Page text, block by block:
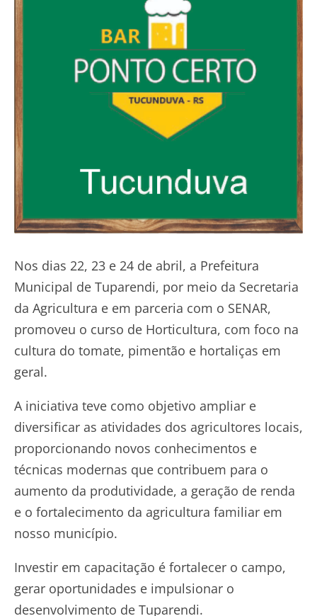
Nos dias 22, 23 e 24 de abril, a Prefeitura
Municipal de Tuparendi, por meio da Secretaria
da Agricultura e em parceria com o SENAR,
promoveu o curso de Horticultura, com foco na
cultura do tomate, pimentão e hortaliças em
geral.
A iniciativa teve como objetivo ampliar e
diversificar as atividades dos agricultores locais,
proporcionando novos conhecimentos e
técnicas modernas que contribuem para o
aumento da produtividade, a geração de renda
e o fortalecimento da agricultura familiar em
nosso município.
Investir em capacitação é fortalecer o campo,
gerar oportunidades e impulsionar o
desenvolvimento de Tuparendi.